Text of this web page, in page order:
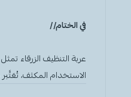
في الختام//
عربة التنظيف الزرقاء
الاستخدام المكثف،